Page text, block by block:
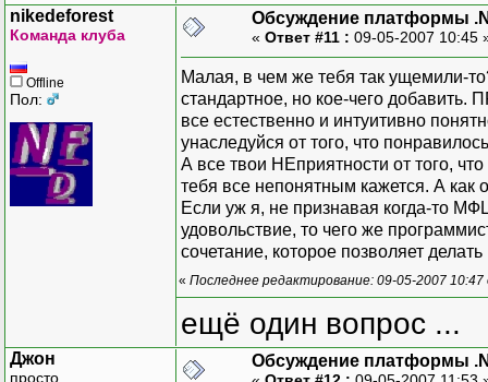
nikedeforest
Команда клуба
Offline
Пол:
Обсуждение платформы
« Ответ #11 : 09-05-2007 10:45
Малая, в чем же тебя так ущемили-
стандартное, но кое-чего
все естественно и интуитивно
унаследуйся от того, что
А все твои НЕприятности от того,
тебя все непонятным кажется. А как
Если уж я, не признавая когда-то
удовольствие, то чего же
сочетание, которое позволяет
« Последнее редактирование: 09-05-2007
ещё один вопрос ...
Джон
просто
Обсуждение платформы